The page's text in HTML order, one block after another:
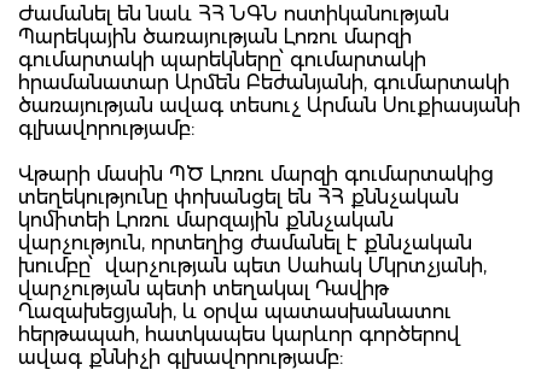
Ժամանել են նաև ՀՀ ՆԳՆ ոստիկանության
Պարեկային ծառայության Լոռու մարզի
գումարտակի պարեկները՝ գումարտակի
հրամանատար Արմեն Բեժանյանի, գումարտակի
ծառայության ավագ տեսուչ Արման Սուքիասյանի
գլխավորությամբ:
Վթարի մասին ՊԾ Լոռու մարզի գումարտակից
տեղեկությունը փոխանցել են ՀՀ քննչական
կոմիտեի Լոռու մարզային քննչական
վարչություն, որտեղից ժամանել է քննչական
խումբը՝ վարչության պետ Սահակ Մկրտչյանի,
վարչության պետի տեղակալ Դավիթ
Ղազախեցյանի, և օրվա պատասխանատու
հերթապահ, հատկապես կարևոր գործերով
ավագ քննիչի գլխավորությամբ: